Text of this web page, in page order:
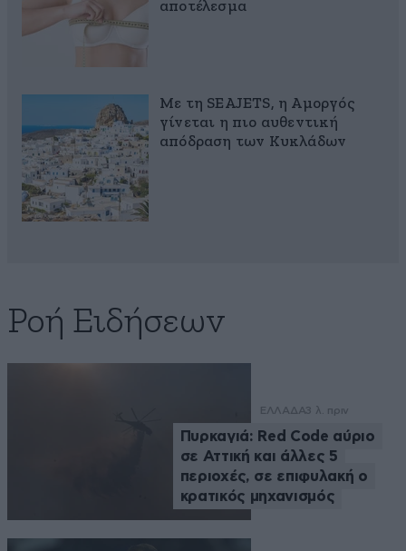
αποτέλεσμα
Με τη SEAJETS, η Αμοργός
γίνεται η πιο αυθεντική
απόδραση των Κυκλάδων
Ροή Ειδήσεων
ΕΛΛΑΔΑ3 λ. πριν
Πυρκαγιά: Red Code αύριο
σε Αττική και άλλες 5
περιοχές, σε επιφυλακή ο
κρατικός μηχανισμός